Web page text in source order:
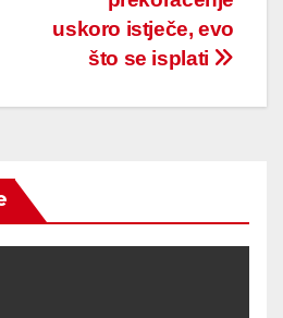
uskoro istječe, evo
što se isplati